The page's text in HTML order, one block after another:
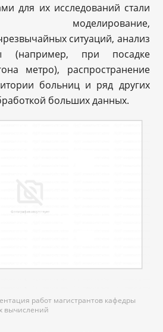
для их исследований стали
моделирование,
ситуаций, анализ
(например, при посадке
метро), распространение
больниц и ряд других
больших данных.
работ магистрантов кафедры
вычислений